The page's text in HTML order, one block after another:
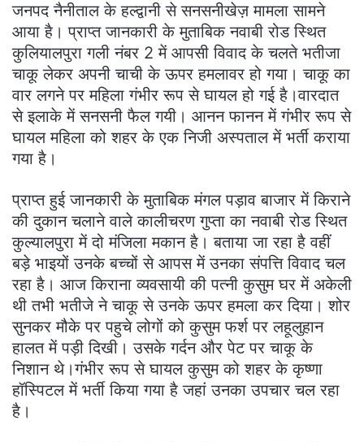
जनपद नैनीताल के हल्द्वानी से सनसनीखेज़ मामला सामने
आया है। प्राप्त जानकारी के मुताबिक नवाबी रोड स्थित
कुलियालपुरा गली नंबर 2 में आपसी विवाद के चलते भतीजा
चाकू लेकर अपनी चाची के ऊपर हमलावर हो गया। चाकू का
वार लगने पर महिला गंभीर रूप से घायल हो गई है।वारदात
से इलाके में सनसनी फैल गयी। आनन फानन में गंभीर रूप से
घायल महिला को शहर के एक निजी अस्पताल में भर्ती कराया
गया है।
प्राप्त हुई जानकारी के मुताबिक मंगल पड़ाव बाजार में किराने
की दुकान चलाने वाले कालीचरण गुप्ता का नवाबी रोड स्थित
कुल्यालपुरा में दो मंजिला मकान है। बताया जा रहा है वहीं
बड़े भाइयों उनके बच्चों से आपस में उनका संपत्ति विवाद चल
रहा है। आज किराना व्यवसायी की पत्नी कुसुम घर में अकेली
थी तभी भतीजे ने चाकू से उनके ऊपर हमला कर दिया। शोर
सुनकर मौके पर पहुचे लोगों को कुसुम फर्श पर लहूलुहान
हालत में पड़ी दिखी। उसके गर्दन और पेट पर चाकू के
निशान थे।गंभीर रूप से घायल कुसुम को शहर के कृष्णा
हॉस्पिटल में भर्ती किया गया है जहां उनका उपचार चल रहा
है।